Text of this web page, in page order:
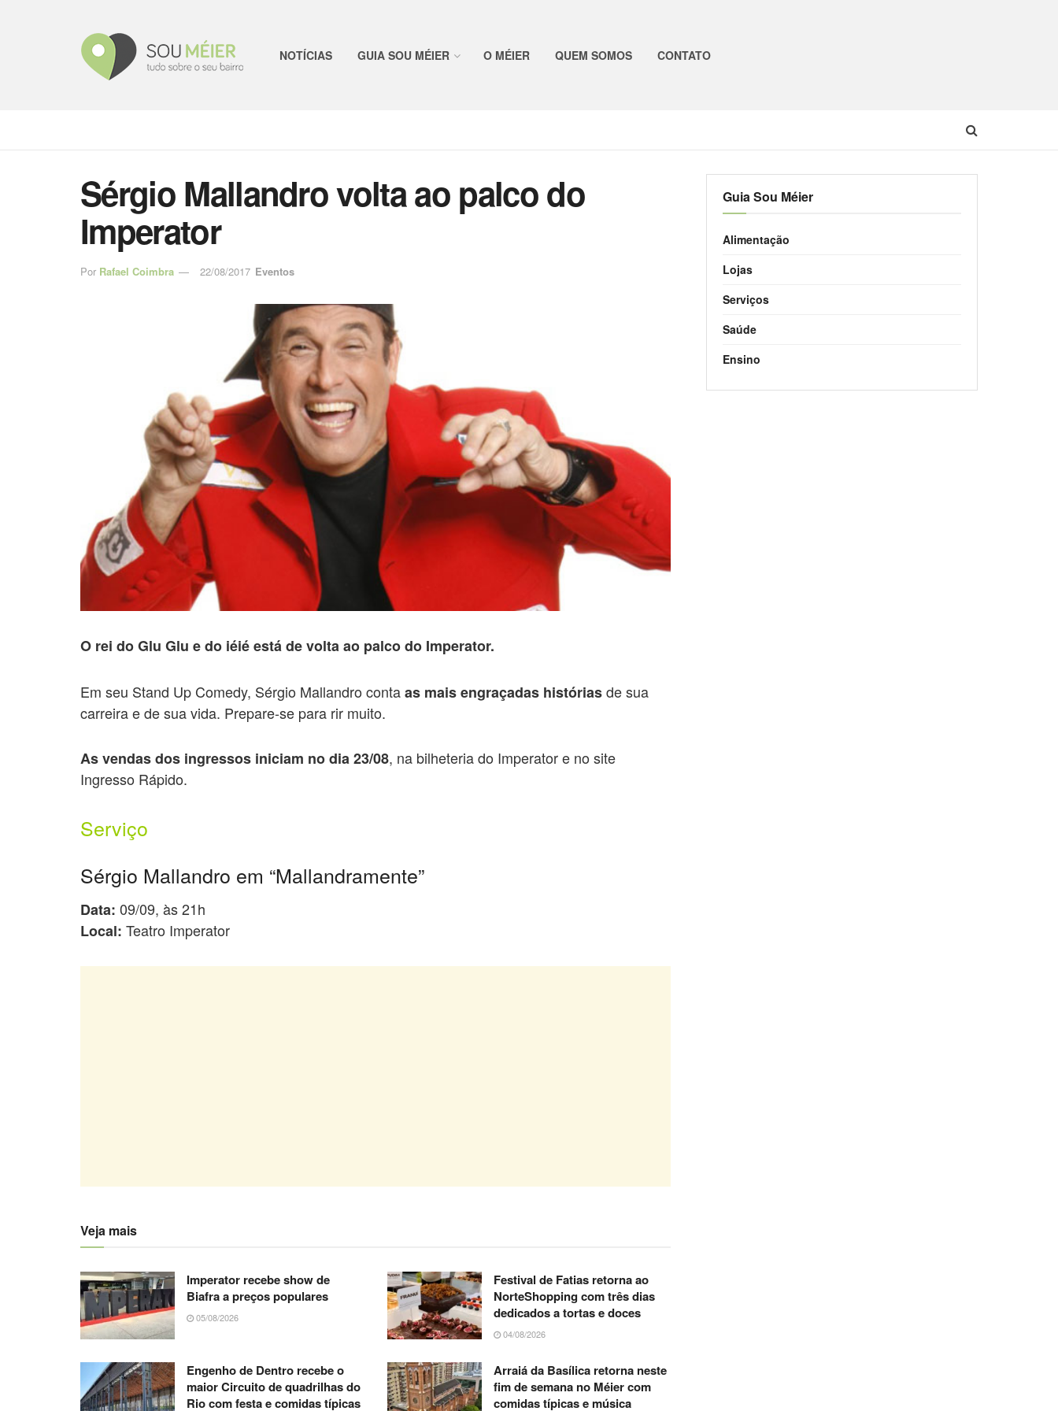
NOTÍCIAS GUIA SOU MÉIER O MÉIER QUEM SOMOS CONTATO
Sérgio Mallandro volta ao palco do
Imperator
Por Rafael Coimbra 22/08/2017 Eventos
O rei do Glu Glu e do iéié está de volta ao palco do Imperator.
Em seu Stand Up Comedy, Sérgio Mallandro contaas mais engraçadas históriasde sua
carreira e de sua vida. Prepare-se para rir muito.
As vendas dos ingressos iniciam no dia 23/08, na bilheteria do Imperator e no site
Ingresso Rápido.
Serviço
Sérgio Mallandro em “Mallandramente”
Data: 09/09, às 21h
Local: Teatro Imperator
Veja mais
Imperator recebe show de
Biafra a preços populares
05/08/2026
Festival de Fatias retorna ao
NorteShopping com três dias
dedicados a tortas e doces
04/08/2026
Engenho de Dentro recebe o
maior Circuito de quadrilhas do
Rio com festa e comidas típicas
Arraiá da Basílica retorna neste
fim de semana no Méier com
comidas típicas e música
Guia Sou Méier
Alimentação
Lojas
Serviços
Saúde
Ensino